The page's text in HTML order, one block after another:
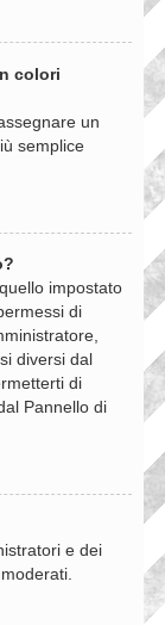
colori
un
semplice
impostato
di
diversi dal
di
Pannello di
e dei